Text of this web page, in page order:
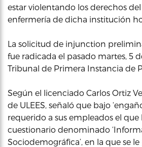
estar violentando los derechos
enfermería de dicha institución
La solicitud de injunction
fue radicada el pasado martes, 5
Tribunal de Primera Instancia de
Según el licenciado Carlos Ortiz
de ULEES, señaló que bajo
requerido a sus empleados el que
cuestionario denominado
Sociodemográfica’, en la que se